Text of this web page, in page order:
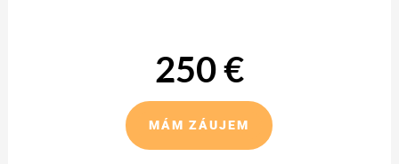
250 €
MÁM ZÁUJEM